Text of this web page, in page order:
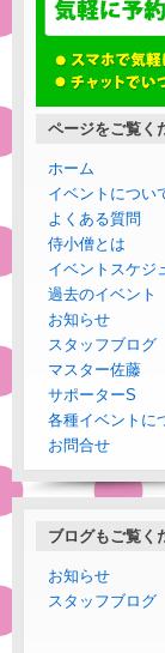
ページをご覧く
ホーム
イベントについ
よくある質問
侍小僧とは
イベントスケジ
過去のイベント
お知らせ
スタッフブログ
マスター佐藤
サポーターS
各種イベントに
お問合せ
ブログもご覧く
お知らせ
スタッフブログ